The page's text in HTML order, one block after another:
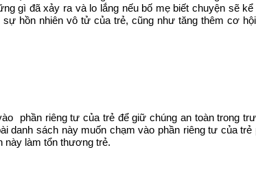
gì đã xảy ra và lo lắng nếu bố mẹ biết chuyện sẽ
hồn nhiên vô tử của trẻ, cũng như tăng thêm cơ
phần riêng tư của trẻ để giữ chúng an toàn trong
danh sách này muốn chạm vào phần riêng tư của
này làm tổn thương trẻ.